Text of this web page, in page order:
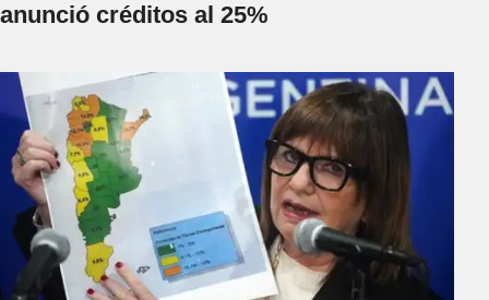
anunció créditos al 25%